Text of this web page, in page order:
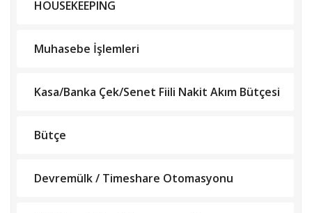
HOUSEKEEPING
Muhasebe İşlemleri
Kasa/Banka Çek/Senet Fiili Nakit Akım Bütçesi
Bütçe
Devremülk / Timeshare Otomasyonu